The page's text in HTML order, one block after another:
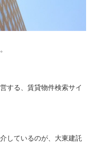
する、賃貸物件検索サイ
しているのが、大東建託